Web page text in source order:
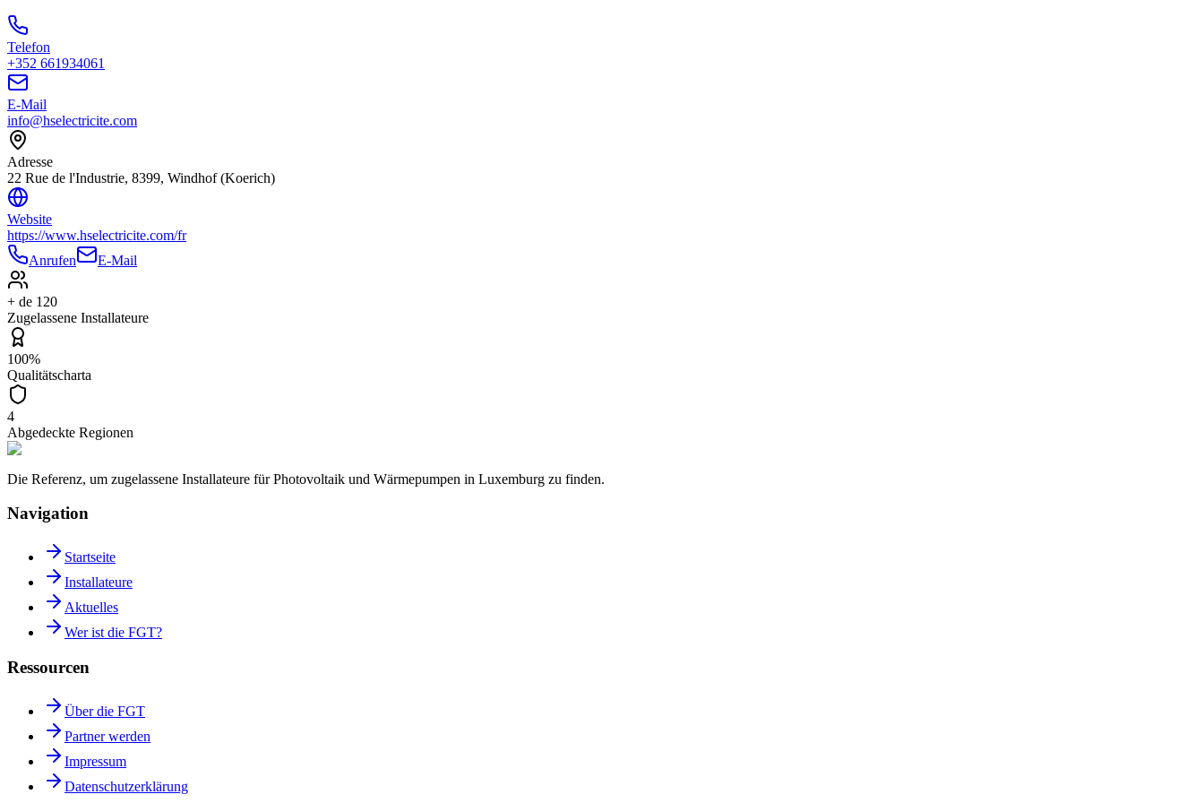
Telefon
+352 661934061
E-Mail
info@hselectricite.com
Adresse
22 Rue de l'Industrie, 8399, Windhof (Koerich)
Website
https://www.hselectricite.com/fr
Anrufen
E-Mail
+ de 120
Zugelassene Installateure
100%
Qualitätscharta
4
Abgedeckte Regionen
Die Referenz, um zugelassene Installateure für Photovoltaik und Wärmepumpen in Luxemburg zu finden.
Navigation
Startseite
Installateure
Aktuelles
Wer ist die FGT?
Ressourcen
Über die FGT
Partner werden
Impressum
Datenschutzerklärung